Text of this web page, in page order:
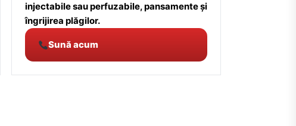
injectabile sau perfuzabile, pansamente și
îngrijirea plăgilor.
Sună acum